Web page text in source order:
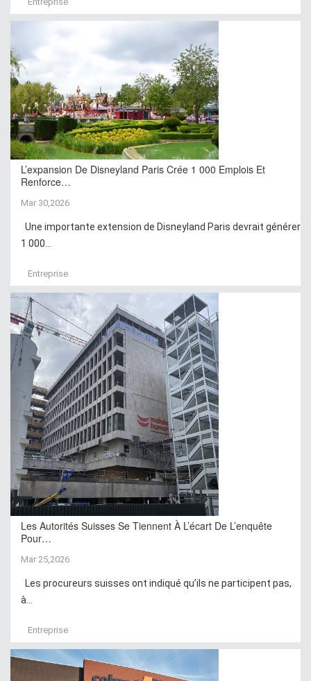
L’expansion De Disneyland Paris Crée 1 000 Emplois Et
Renforce…
Mar 30,2026
Une importante extension de Disneyland Paris devrait générer
1 000...
Entreprise
Les Autorités Suisses Se Tiennent À L’écart De L’enquête
Pour…
Mar 25,2026
Les procureurs suisses ont indiqué qu’ils ne participent pas,
à...
Entreprise